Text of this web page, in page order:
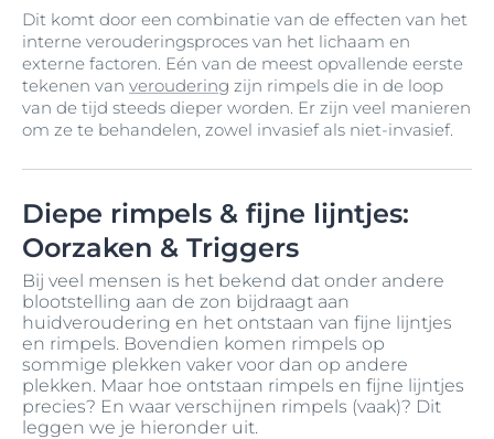
Dit komt door een combinatie van de effecten van het
interne verouderingsproces van het lichaam en
externe factoren. Eén van de meest opvallende eerste
tekenen van veroudering zijn rimpels die in de loop
van de tijd steeds dieper worden. Er zijn veel manieren
om ze te behandelen, zowel invasief als niet-invasief.
Diepe rimpels & fijne lijntjes:
Oorzaken & Triggers
Bij veel mensen is het bekend dat onder andere
blootstelling aan de zon bijdraagt aan
huidveroudering en het ontstaan van fijne lijntjes
en rimpels. Bovendien komen rimpels op
sommige plekken vaker voor dan op andere
plekken. Maar hoe ontstaan rimpels en fijne lijntjes
precies? En waar verschijnen rimpels (vaak)? Dit
leggen we je hieronder uit.